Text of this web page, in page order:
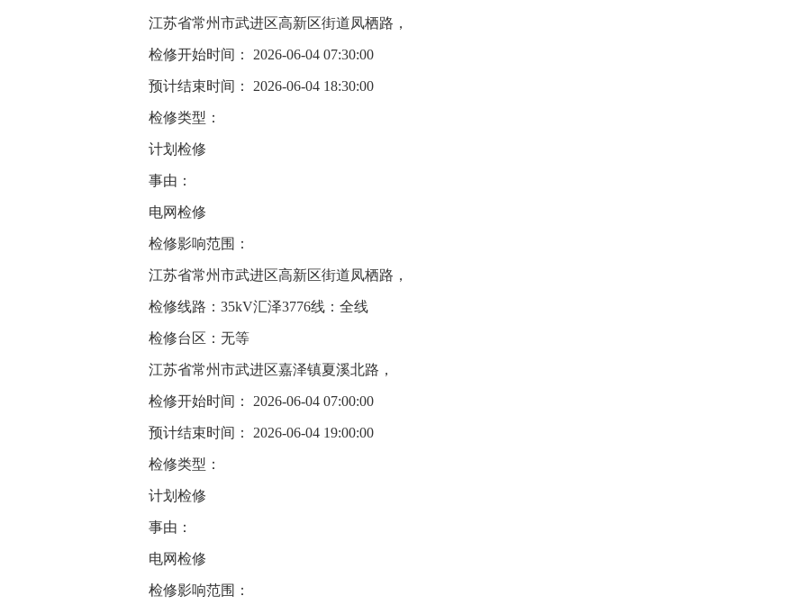
江苏省常州市武进区高新区街道凤栖路，
检修开始时间： 2026-06-04 07:30:00
预计结束时间： 2026-06-04 18:30:00
检修类型：
计划检修
事由：
电网检修
检修影响范围：
江苏省常州市武进区高新区街道凤栖路，
检修线路：35kV汇泽3776线：全线
检修台区：无等
江苏省常州市武进区嘉泽镇夏溪北路，
检修开始时间： 2026-06-04 07:00:00
预计结束时间： 2026-06-04 19:00:00
检修类型：
计划检修
事由：
电网检修
检修影响范围：